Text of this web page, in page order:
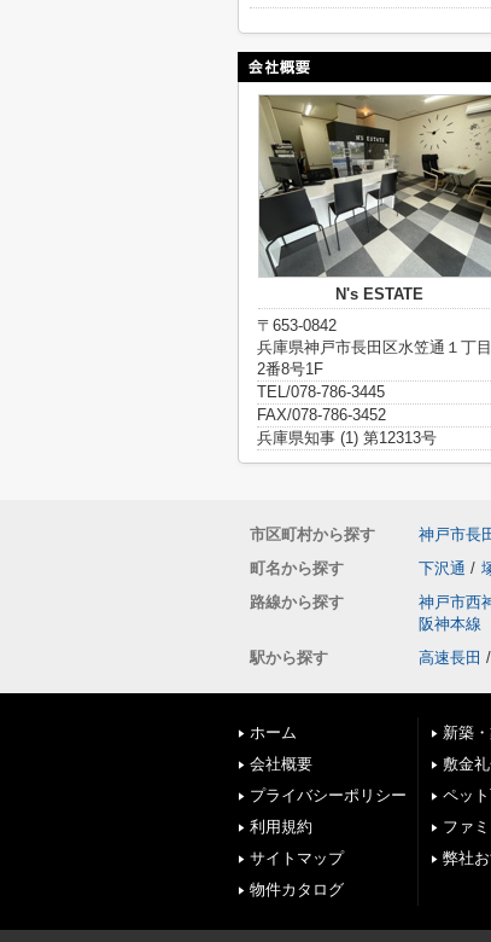
N's ESTATE
〒653-0842
兵庫県神戸市長田区水笠通１丁目
2番8号1F
TEL/078-786-3445
FAX/078-786-3452
兵庫県知事 (1) 第12313号
市区町村から探す 神戸市長
町名から探す
下沢通 /
路線から探す
神戸市西
阪神本線
駅から探す
高速長田 /
ホーム
会社概要
プライバシーポリシー
利用規約
サイトマップ
物件カタログ
新築
敷金
ペッ
ファ
弊社